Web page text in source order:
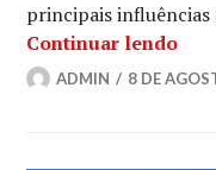
principais
Continuar lendo
ADMIN 8 DE